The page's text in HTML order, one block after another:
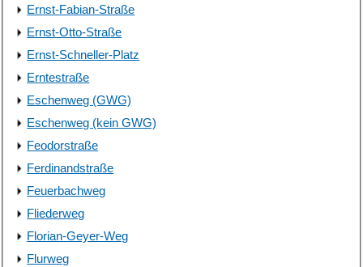
Ernst-Fabian-Straße
Ernst-Otto-Straße
Ernst-Schneller-Platz
Erntestraße
Eschenweg (GWG)
Eschenweg (kein GWG)
Feodorstraße
Ferdinandstraße
Feuerbachweg
Fliederweg
Florian-Geyer-Weg
Flurweg